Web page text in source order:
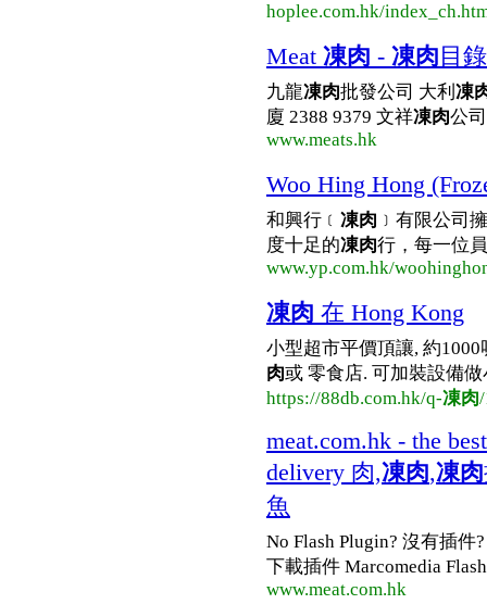
hoplee.com.hk/
Meat 凍肉 - 凍肉目錄
九龍凍肉批發公司 大利 凍
廈 2388 9379 文祥凍肉公
www.meats.hk
Woo Hing Hong
和興行﹝ 凍肉 ﹞有限公司
度十足的凍肉行，每一位
www.yp.com.hk/
凍肉 在 Hong Kong
小型超市平價頂讓, 約
肉或 零食店. 可加裝設備
https://88db.com.hk/q-凍肉
meat.com.hk - the
delivery 肉,凍肉,凍肉
魚
No Flash Plugin? 沒有插件
下載插件 Marcomedia
www.meat.com.hk